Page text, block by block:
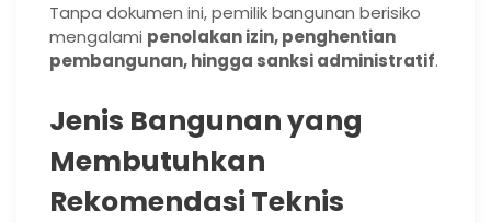
Tanpa dokumen ini, pemilik bangunan berisiko
mengalami penolakan izin, penghentian
pembangunan, hingga sanksi administratif.
Jenis Bangunan yang
Membutuhkan
Rekomendasi Teknis